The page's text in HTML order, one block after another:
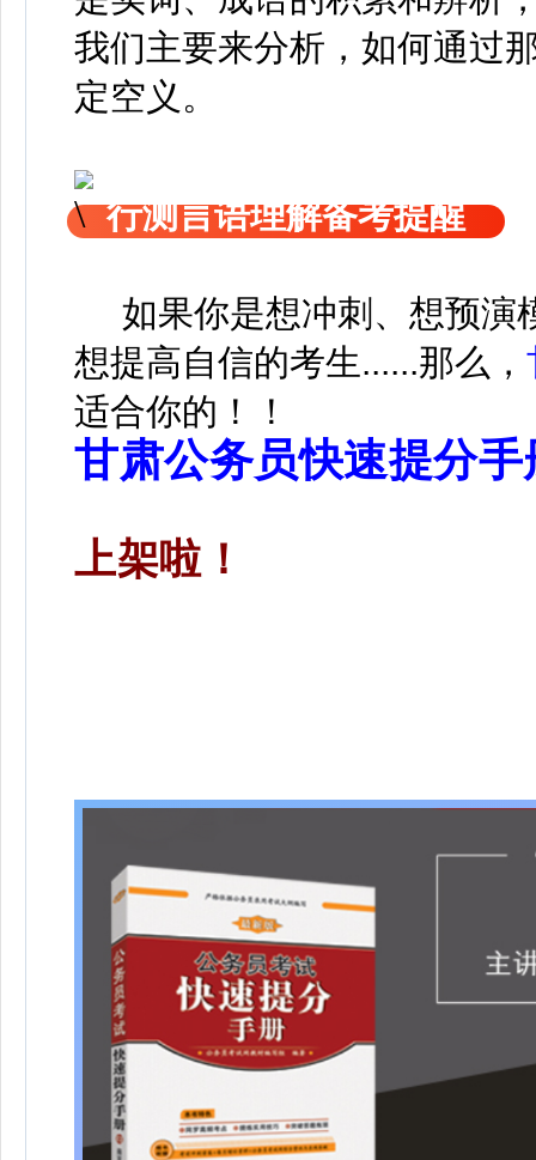
我们主要来分析，如何通过
定空义。
行测言语理解备考提醒
如果你是想冲刺、想预演
想提高自信的考生......那么，
适合你的！！
甘肃公务员快速提分手
上架啦！